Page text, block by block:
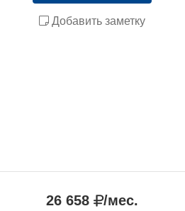
Добавить заметку
26 658 /мес.